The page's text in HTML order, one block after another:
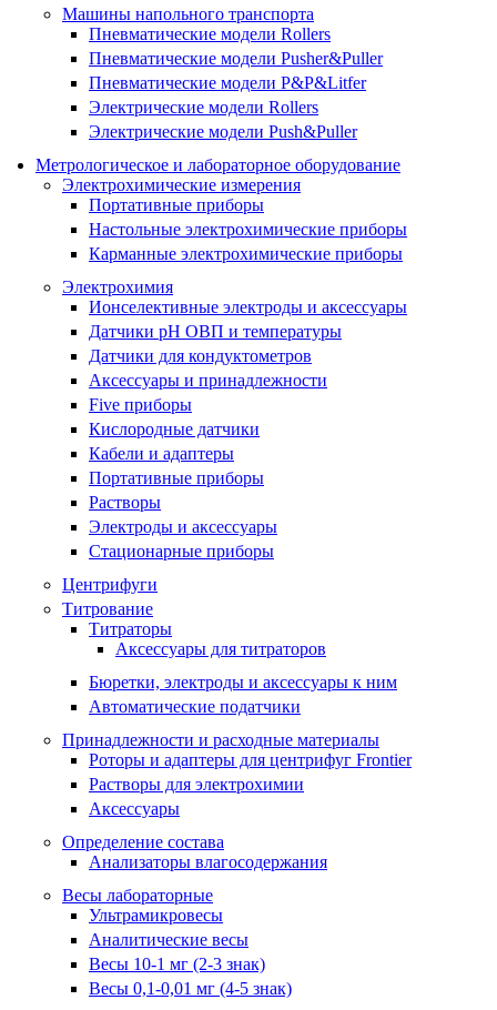
Машины напольного транспорта
Пневматические модели Rollers
Пневматические модели Pusher&Puller
Пневматические модели P&P&Litfer
Электрические модели Rollers
Электрические модели Push&Puller
Метрологическое и лабораторное оборудование
Электрохимические измерения
Портативные приборы
Настольные электрохимические приборы
Карманные электрохимические приборы
Электрохимия
Ионселективные электроды и аксессуары
Датчики рН ОВП и температуры
Датчики для кондуктометров
Аксессуары и принадлежности
Five приборы
Кислородные датчики
Кабели и адаптеры
Портативные приборы
Растворы
Электроды и аксессуары
Стационарные приборы
Центрифуги
Титрование
Титраторы
Аксессуары для титраторов
Бюретки, электроды и аксессуары к ним
Автоматические податчики
Принадлежности и расходные материалы
Роторы и адаптеры для центрифуг Frontier
Растворы для электрохимии
Аксессуары
Определение состава
Анализаторы влагосодержания
Весы лабораторные
Ультрамикровесы
Аналитические весы
Весы 10-1 мг (2-3 знак)
Весы 0,1-0,01 мг (4-5 знак)